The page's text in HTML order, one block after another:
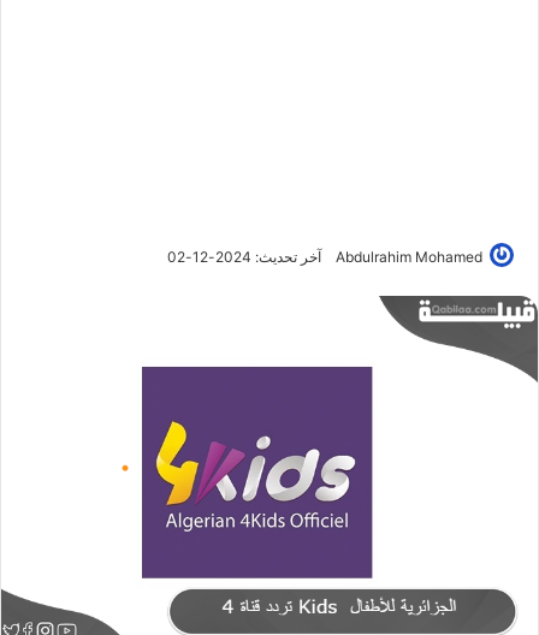
Abdulrahim Mohamed آخر تحديث: 2024-12-02